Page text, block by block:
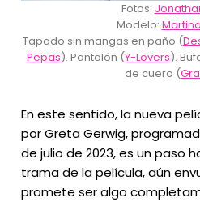
Fotos:
Modelo:
Tapado sin mangas en paño (
Pepas). Pantalón (Y-Lovers).
de cuero (
En este sentido, la nueva
por Greta Gerwig,
de julio de 2023, es un paso
trama de la película, aún
promete ser algo